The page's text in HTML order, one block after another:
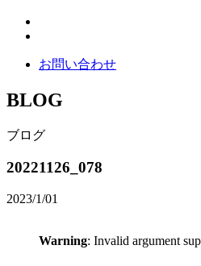
お問い合わせ
BLOG
ブログ
20221126_078
2023/1/01
Warning: Invalid argument